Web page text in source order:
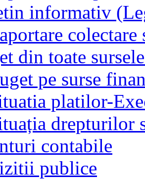
informativ
colectare
din toate
pe surse
platilor-
drepturilor
contabile
publice